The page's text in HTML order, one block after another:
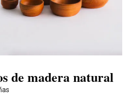
de madera natural